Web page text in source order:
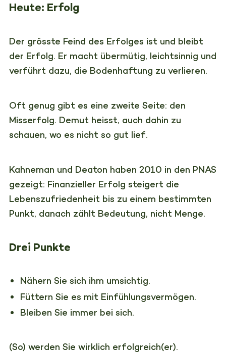
Heute: Erfolg
Der grösste Feind des Erfolges ist und bleibt
der Erfolg. Er macht übermütig, leichtsinnig und
verführt dazu, die Bodenhaftung zu verlieren.
Oft genug gibt es eine zweite Seite: den
Misserfolg. Demut heisst, auch dahin zu
schauen, wo es nicht so gut lief.
Kahneman und Deaton haben 2010 in den PNAS
gezeigt: Finanzieller Erfolg steigert die
Lebenszufriedenheit bis zu einem bestimmten
Punkt, danach zählt Bedeutung, nicht Menge.
Drei Punkte
Nähern Sie sich ihm umsichtig.
Füttern Sie es mit Einfühlungsvermögen.
Bleiben Sie immer bei sich.
(So) werden Sie wirklich erfolgreich(er).